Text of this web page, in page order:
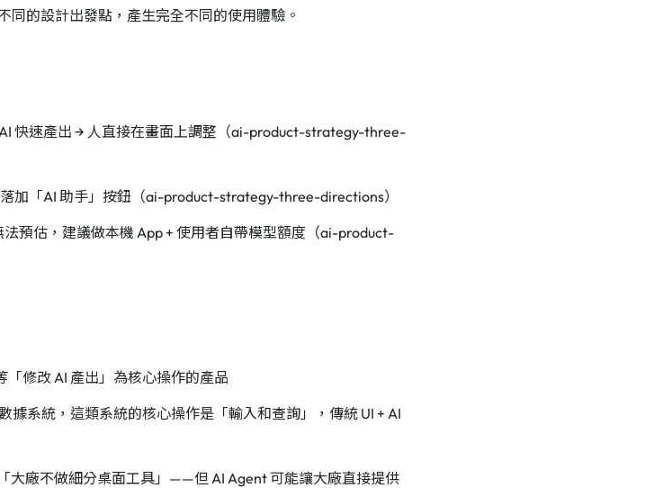
同的設計出發點，產生完全不同的使用體驗。
快速產出 → 人直接在畫面上調整（ai-product-strategy-three-
加「AI 助手」按鈕（ai-product-strategy-three-directions）
預估，建議做本機 App + 使用者自帶模型額度（ai-product-
修改 AI 產出」為核心操作的產品
據系統，這類系統的核心操作是「輸入和查詢」，傳統 UI + AI
大廠不做細分桌面工具」——但 AI Agent 可能讓大廠直接提供